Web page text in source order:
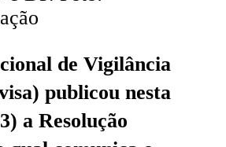
de Vigilância
publicou nesta
a Resolução